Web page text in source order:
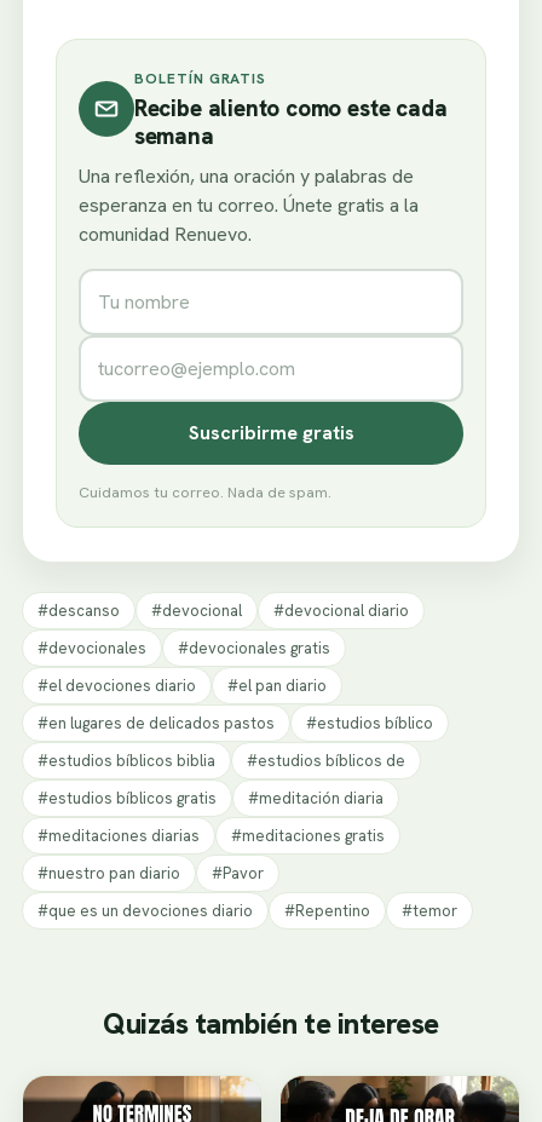
BOLETÍN GRATIS
Recibe aliento como este cada
semana
Una reflexión, una oración y palabras de
esperanza en tu correo. Únete gratis a la
comunidad Renuevo.
Nombre
Correo electrónico
Suscribirme gratis
Cuidamos tu correo. Nada de spam.
#descanso #devocional
#devocional diario
#devocionales
#devocionales gratis
#el devociones diario
#el pan diario
#en lugares de delicados pastos
#estudios bíblico
#estudios bíblicos biblia
#estudios bíblicos de
#estudios bíblicos gratis
#meditación diaria
#meditaciones diarias
#meditaciones gratis
#nuestro pan diario
#Pavor
#que es un devociones diario
#Repentino #temor
Quizás también te interese